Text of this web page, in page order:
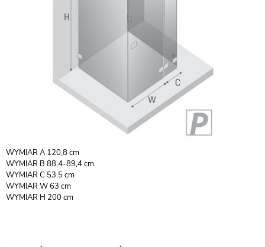
WYMIAR A 120,8 cm
WYMIAR B 88,4-89,4 cm
WYMIAR C 53.5 cm
WYMIAR W 63 cm
WYMIAR H 200 cm